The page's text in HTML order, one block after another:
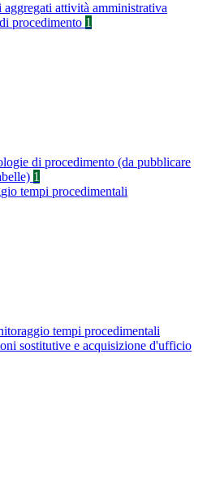
aggregati attività amministrativa
procedimento 1
di procedimento (da pubblicare
1
tempi procedimentali
tempi procedimentali
sostitutive e acquisizione d'ufficio